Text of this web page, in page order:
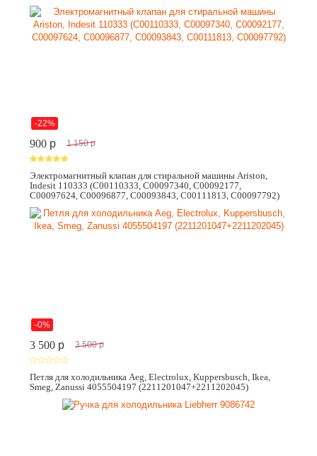
-22%
900 p 1 150 p
Электромагнитный клапан для стиральной машины Ariston,
Indesit 110333 (C00110333, C00097340, C00092177,
C00097624, C00096877, C00093843, C00111813, C00097792)
-0%
3 500 p 3 500 p
Петля для холодильника Aeg, Electrolux, Kuppersbusch, Ikea,
Smeg, Zanussi 4055504197 (2211201047+2211202045)